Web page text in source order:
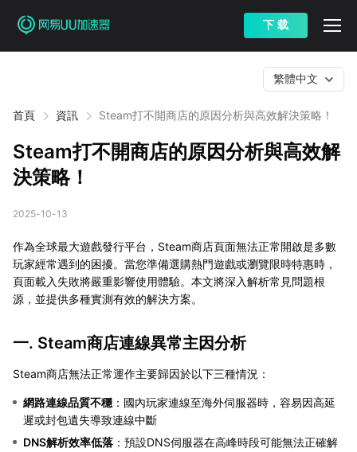
下 载
首頁 資訊 Steam打不開商店的原因分析與高效解決策略！
繁體中文
Steam打不開商店的原因分析與高效解
決策略！
2025-10-13
作為全球最大遊戲發行平台，Steam商店頁面無法正常開啟是多數
玩家經常遇到的困擾。當您準備選購熱門遊戲或瀏覽限時特惠時，
頁面載入失敗將嚴重影響使用體驗。本文將深入解析常見問題根
源，並提供多種實測有效的解決方案。
一. Steam商店連線異常主因分析
Steam商店無法正常運作主要歸因於以下三種情況：
網路連線品質不穩 ：國內玩家連線至海外伺服器時，容易因高延
遲或封包遺失導致連線中斷
DNS解析效率低落 ：預設DNS伺服器在高峰時段可能無法正確解